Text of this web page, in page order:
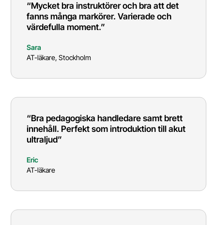
“Mycket bra instruktörer och bra att det
fanns många markörer. Varierade och
värdefulla moment.”
Sara
AT-läkare, Stockholm
“Bra pedagogiska handledare samt brett
innehåll. Perfekt som introduktion till akut
ultraljud”
Eric
AT-läkare